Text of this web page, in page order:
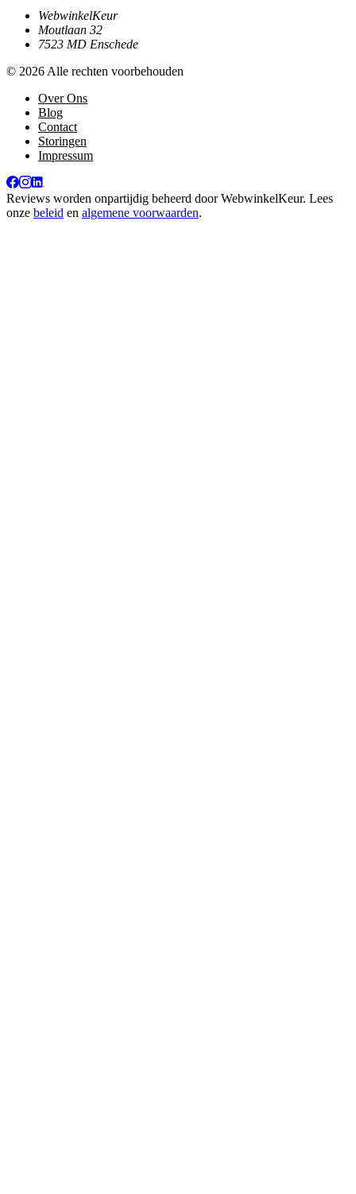
WebwinkelKeur
Moutlaan 32
7523 MD Enschede
© 2026 Alle rechten voorbehouden
Over Ons
Blog
Contact
Storingen
Impressum
Reviews worden onpartijdig beheerd doorWebwinkelKeur. Lees
onze beleid en algemene voorwaarden.